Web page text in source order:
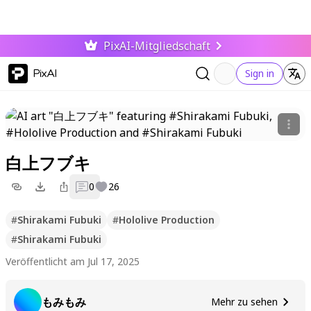
PixAI-Mitgliedschaft
PixAI Sign in
白上フブキ
0 26
#Shirakami Fubuki #Hololive Production
#Shirakami Fubuki
Veröffentlicht am Jul 17, 2025
もみもみ Mehr zu sehen